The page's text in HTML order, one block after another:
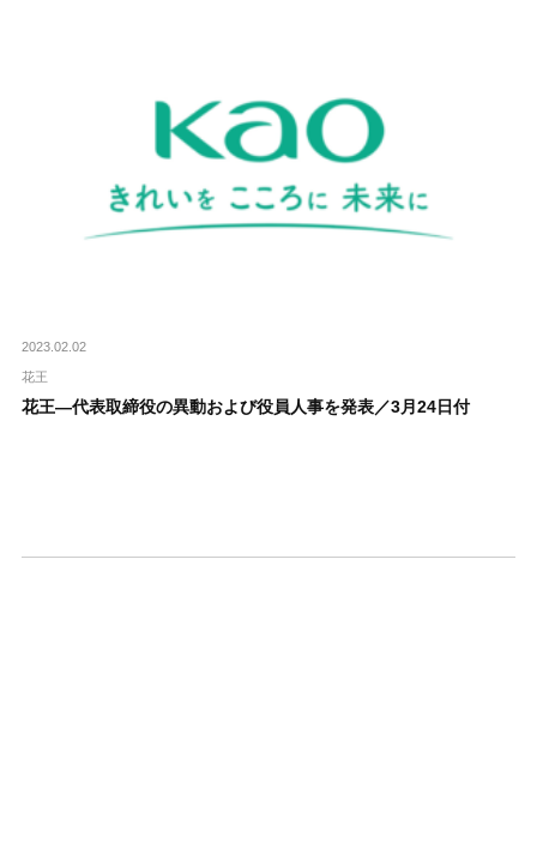
2023.02.02
花王
花王―代表取締役の異動および役員人事を発表／3月24日付